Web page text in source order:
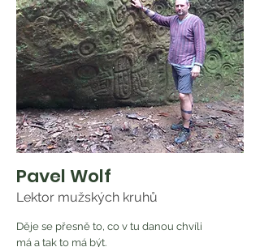
Pavel Wolf
Lektor mužských kruhů
Děje se přesně to, co v tu danou chvíli
má a tak to má být.